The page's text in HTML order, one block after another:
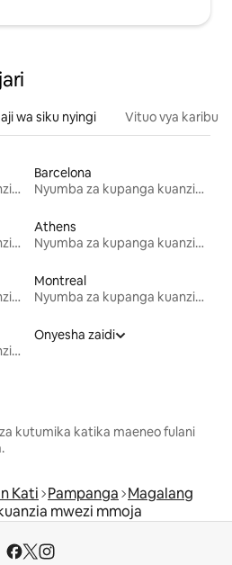
wa siku nyingi Vituo vya karibu
Nyumba za kupanga kuanzia mwezi mmoja
Barcelona
Nyumba za kupanga kuanzia mwezi mmoja
Nyumba za kupanga kuanzia mwezi mmoja
Athens
Nyumba za kupanga kuanzia mwezi mmoja
Nyumba za kupanga kuanzia mwezi mmoja
Montreal
Nyumba za kupanga kuanzia mwezi mmoja
Nyumba za kupanga kuanzia mwezi mmoja
Onyesha zaidi
kutumika katika maeneo fulani
Kati Pampanga Magalang
mwezi mmoja